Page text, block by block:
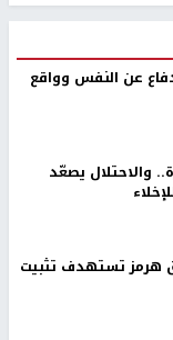
عن النفس وواقع
والاحتلال يصعّد
هرمز تستهدف تثبيت